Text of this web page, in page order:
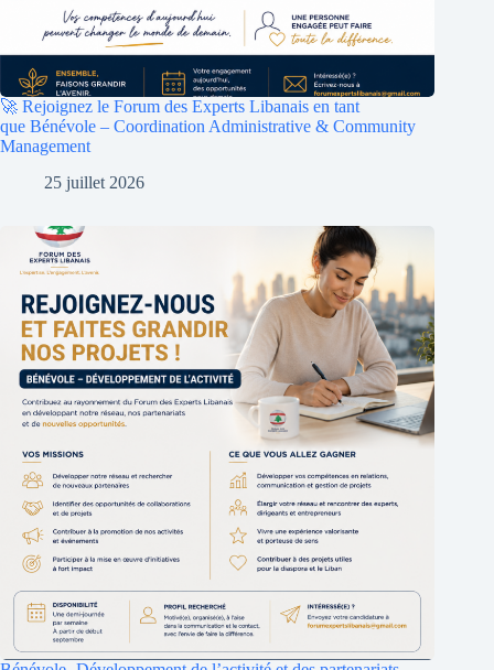
🚀 Rejoignez le Forum des Experts Libanais en tant
que Bénévole – Coordination Administrative & Community
Management
25 juillet 2026